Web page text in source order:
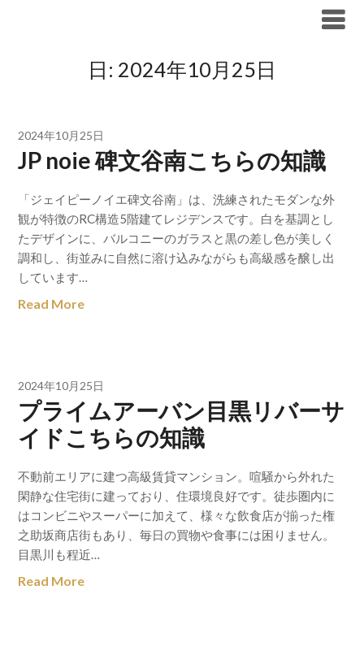
日: 2024年10月25日
2024年10月25日
JP noie 碑文谷南こちらの知識
「ジェイピーノイエ碑文谷南」は、洗練されたモダンな外
観が特徴のRC構造5階建てレジデンスです。白を基調とし
たデザインに、バルコニーのガラスと黒の差し色が美しく
調和し、街並みに自然に溶け込みながらも高級感を醸し出
しています…
Read More
2024年10月25日
プライムアーバン目黒リバーサ
イドこちらの知識
不動前エリアに建つ高級賃貸マンション。喧騒から外れた
閑静な住宅街に建っており、住環境良好です。徒歩圏内に
はコンビニやスーパーに加えて、様々な飲食店が揃った権
之助坂商店街もあり、毎日の買物や食事には困りません。
目黒川も程近…
Read More